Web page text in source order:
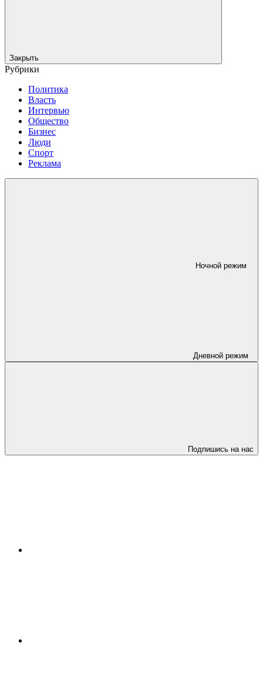
Закрыть
Рубрики
Политика
Власть
Интервью
Общество
Бизнес
Люди
Спорт
Реклама
Ночной режим
Дневной режим
Подпишись на нас